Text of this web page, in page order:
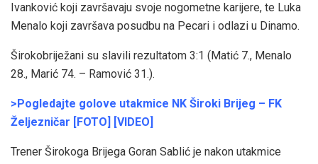
Ivanković koji završavaju svoje nogometne karijere, te Luka
Menalo koji završava posudbu na Pecari i odlazi u Dinamo.
Širokobriježani su slavili rezultatom 3:1 (Matić 7., Menalo
28., Marić 74. – Ramović 31.).
>Pogledajte golove utakmice NK Široki Brijeg – FK
Željezničar [FOTO] [VIDEO]
Trener Širokoga Brijega Goran Sablić je nakon utakmice